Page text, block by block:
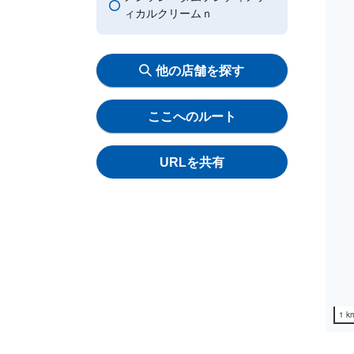
ィカルクリームｎ
他の店舗を探す
ここへのルート
URLを共有
1